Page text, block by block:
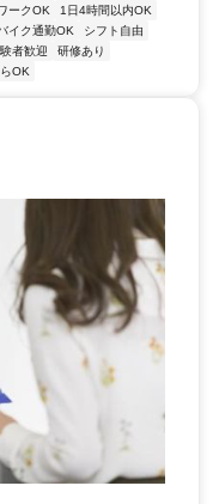
ークOK
1日4時間以内OK
イク通勤OK
シフト自由
者歓迎
研修あり
OK